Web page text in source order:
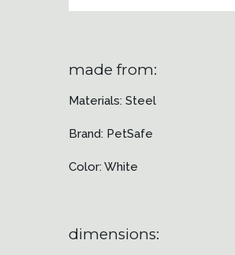
made from:
Materials: Steel
Brand: PetSafe
Color: White
dimensions: